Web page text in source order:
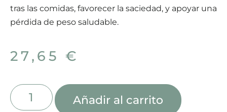
tras las comidas, favorecer la saciedad, y apoyar una
pérdida de peso saludable.
27,65€
Añadir al carrito